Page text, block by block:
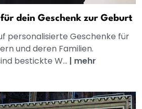
dein Geschenk zur Geburt
personalisierte Geschenke für
und deren Familien.
bestickte W... | mehr